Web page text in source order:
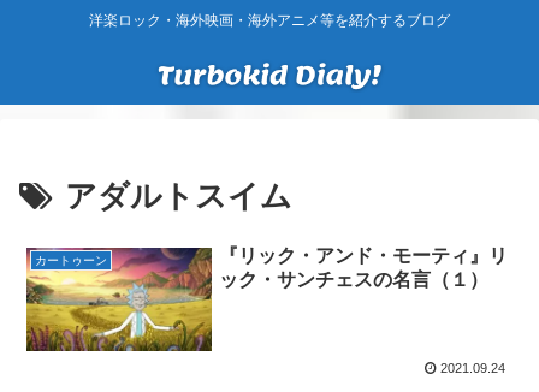
洋楽ロック・海外映画・海外アニメ等を紹介するブログ
アダルトスイム
カートゥーン
『リック・アンド・モーティ』リ
ック・サンチェスの名言（１）
2021.09.24